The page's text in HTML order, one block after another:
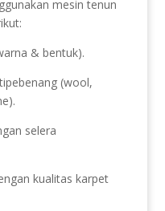
mesin tenun
& bentuk).
(wool,
selera
kualitas karpet